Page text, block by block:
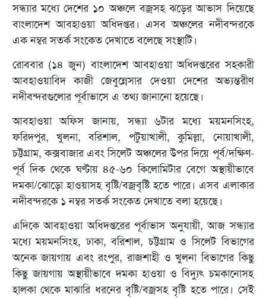
সন্ধ্যার মধ্যে দেশের ১০ অঞ্চলে বজ্রসহ ঝড়ের আভাস দিয়েছে
বাংলাদেশ আবহাওয়া অধিদপ্তর। এসব অঞ্চলের নদীবন্দরকে
এক নম্বর সতর্ক সংকেত দেখাতে বলেছে সংস্থাটি।
রোববার (১৪ জুন) বাংলাদেশ আবহাওয়া অধিদপ্তরের সহকারী
আবহাওয়াবিদ কাজী জেবুন্নেসার দেওয়া দেশের অভ্যন্তরীণ
নদীবন্দরগুলোর পূর্বাভাসে এ তথ্য জানানো হয়েছে।
আবহাওয়া অফিস জানায়, সন্ধ্যা ৬টার মধ্যে ময়মনসিংহ,
ফরিদপুর, খুলনা, বরিশাল, পটুয়াখালী, কুমিল্লা, নোয়াখালী,
চট্টগ্রাম, কক্সবাজার এবং সিলেট অঞ্চলের উপর দিয়ে পূর্ব/দক্ষিণ-
পূর্ব দিক থেকে ঘণ্টায় ৪৫-৬০ কিলোমিটার বেগে অস্থায়ীভাবে
দমকা/ঝোড়ো হাওয়াসহ বৃষ্টি/বজ্রবৃষ্টি হতে পারে। এসব এলাকার
নদীবন্দরকে ১ নম্বর সতর্ক সংকেত দেখাতে বলা হয়েছে।
এদিকে আবহাওয়া অধিদপ্তরের পূর্বাভাস অনুযায়ী, আজ সন্ধ্যার
মধ্যে ময়মনসিংহ, ঢাকা, বরিশাল, চট্টগ্রাম ও সিলেট বিভাগের
অনেক জায়গায় এবং রংপুর, রাজশাহী ও খুলনা বিভাগের কিছু
কিছু জায়গায় অস্থায়ীভাবে দমকা হাওয়া ও বিদ্যুৎ চমকানোসহ
হালকা থেকে মাঝারি ধরনের বৃষ্টি/বজ্রসহ বৃষ্টি হতে পারে। সেই